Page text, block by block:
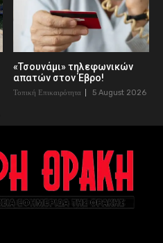
«Τσουνάμι» τηλεφωνικών
απατών στον Έβρο!
Τοπική Επικαιρότητα 5 August 2026